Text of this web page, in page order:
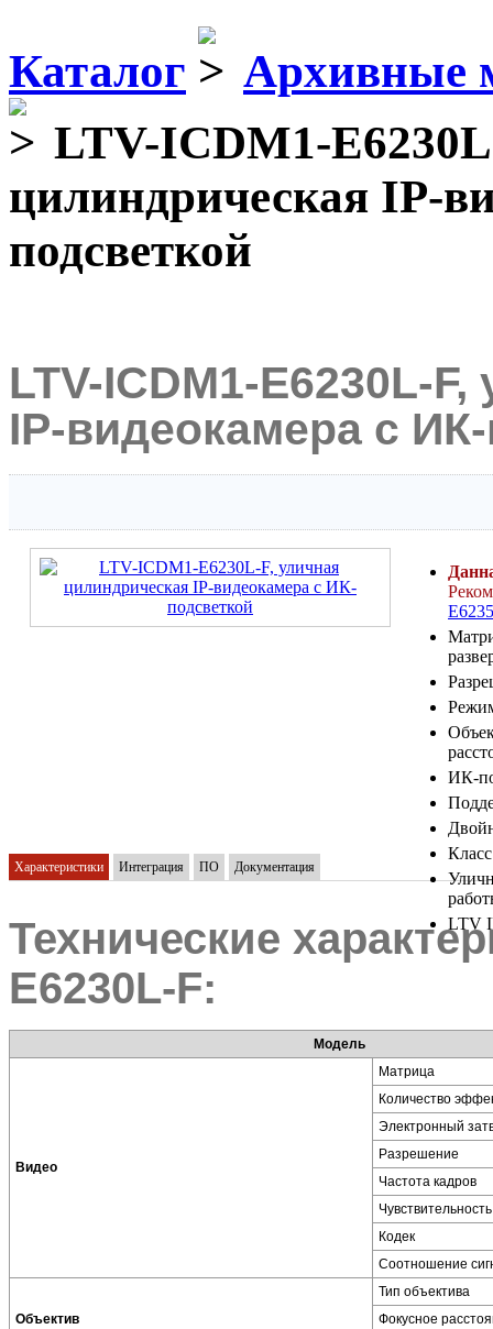
Каталог
Архивные
LTV-ICDM1-
цилиндрическая IP-
подсветкой
LTV-ICDM1-E6230L-
IP-видеокамера с
ИК-
LTV
Характеристики Интеграция ПО Документация
Технические
E6230L-F:
Модель
Видео
Матрица
Количество
Электронный
Разрешение
Частота кадров
Чувствительность
Кодек
Соотношение
Объектив
Тип объектива
Фокусное